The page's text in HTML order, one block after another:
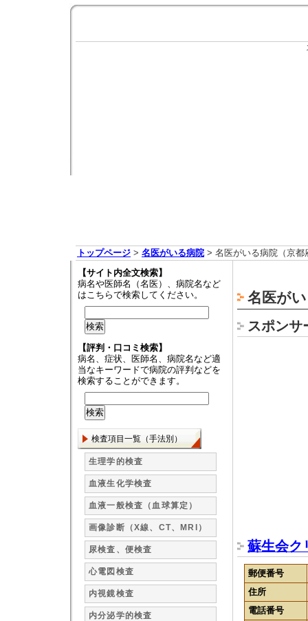
トップページ > 名医がいる病院 > 名医がいる病院（京都
名医が
スポンサ
蘇生会ク
郵便番号
住所
電話番号
【サイト内全文検索】
病名や医師名（名医）、病院名など
はこちらで検索してください。
【評判・口コミ検索】
病名、症状、医師名、病院名など適
当なキーワードで病院の評判などを
検索することができます。
検査項目一覧（手法別）
生理学的検査
血液生化学検査
血液一般検査（血球算定）
画像診断（X線、CT、MRI）
尿検査、便検査
心電図検査
内視鏡検査
内分泌学的検査